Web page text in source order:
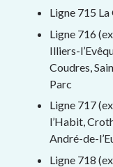
Ligne 715
Ligne 716
Illiers-
Coudres,
Parc
Ligne 717
l’Habit,
André-de-
Ligne 718